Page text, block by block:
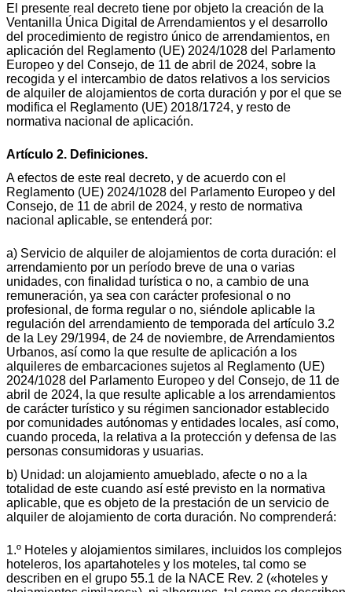
El presente real decreto tiene por objeto la creación de la
Ventanilla Única Digital de Arrendamientos y el desarrollo
del procedimiento de registro único de arrendamientos, en
aplicación del Reglamento (UE) 2024/1028 del Parlamento
Europeo y del Consejo, de 11 de abril de 2024, sobre la
recogida y el intercambio de datos relativos a los servicios
de alquiler de alojamientos de corta duración y por el que se
modifica el Reglamento (UE) 2018/1724, y resto de
normativa nacional de aplicación.
Artículo 2. Definiciones.
A efectos de este real decreto, y de acuerdo con el
Reglamento (UE) 2024/1028 del Parlamento Europeo y del
Consejo, de 11 de abril de 2024, y resto de normativa
nacional aplicable, se entenderá por:
a) Servicio de alquiler de alojamientos de corta duración: el
arrendamiento por un período breve de una o varias
unidades, con finalidad turística o no, a cambio de una
remuneración, ya sea con carácter profesional o no
profesional, de forma regular o no, siéndole aplicable la
regulación del arrendamiento de temporada del artículo 3.2
de la Ley 29/1994, de 24 de noviembre, de Arrendamientos
Urbanos, así como la que resulte de aplicación a los
alquileres de embarcaciones sujetos al Reglamento (UE)
2024/1028 del Parlamento Europeo y del Consejo, de 11 de
abril de 2024, la que resulte aplicable a los arrendamientos
de carácter turístico y su régimen sancionador establecido
por comunidades autónomas y entidades locales, así como,
cuando proceda, la relativa a la protección y defensa de las
personas consumidoras y usuarias.
b) Unidad: un alojamiento amueblado, afecte o no a la
totalidad de este cuando así esté previsto en la normativa
aplicable, que es objeto de la prestación de un servicio de
alquiler de alojamiento de corta duración. No comprenderá:
1.º Hoteles y alojamientos similares, incluidos los complejos
hoteleros, los apartahoteles y los moteles, tal como se
describen en el grupo 55.1 de la NACE Rev. 2 («hoteles y